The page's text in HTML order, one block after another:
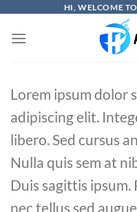
content
HI, WELCOME
Lorem ipsum dolor
adipiscing elit.
libero. Sed cursus
Nulla quis sem at
Duis sagittis ipsum.
nec tellus sed